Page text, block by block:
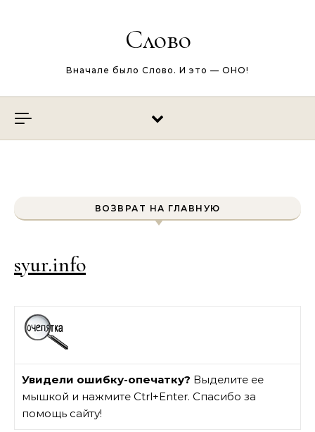
Слово
Вначале было Слово. И это — ОНО!
ВОЗВРАТ НА ГЛАВНУЮ
syur.info
Увидели ошибку-опечатку? Выделите ее
мышкой и нажмите Ctrl+Enter. Спасибо за
помощь сайту!